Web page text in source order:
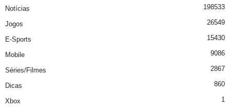
Notícias 198533
Jogos 26549
E-Sports 15430
Mobile 9086
Séries/Filmes 2867
Dicas 860
Xbox 1